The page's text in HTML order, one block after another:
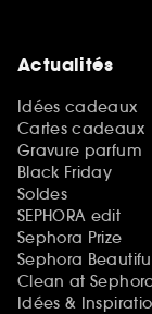
Actualités
Idées cadeaux
Cartes cadeaux
Gravure parfum
Black Friday
Soldes
SEPHORA edit
Sephora Prize
Sephora
Clean at
Idées &